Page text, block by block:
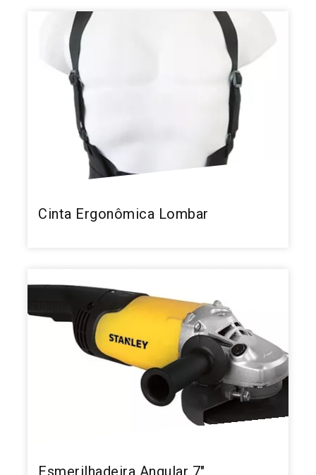
Cinta Ergonômica Lombar
Esmerilhadeira Angular 7"